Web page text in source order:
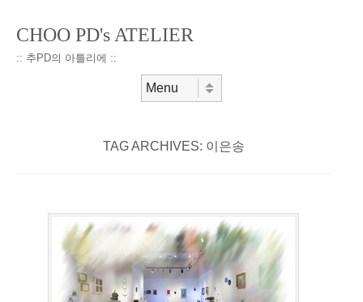
CHOO PD's ATELIER
:: 추PD의 아틀리에 ::
TAG ARCHIVES: 이은송